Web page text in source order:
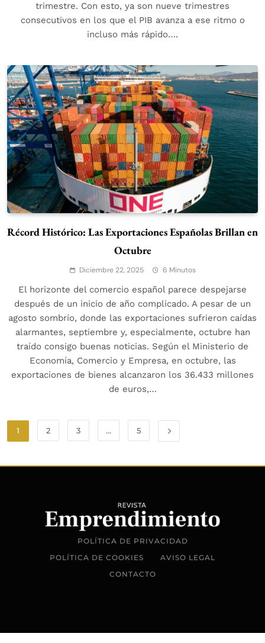
trimestre. Con esto, ya son nueve trimestres
consecutivos en los que el PIB avanza a ese ritmo o
incluso más rápido….
Récord Histórico: Las Exportaciones Españolas Brillan en
Octubre
Diciembre 22, 2025 6 Minutos
El horizonte del comercio español parece despejarse
después de un inicio de año complicado. A pesar de un
agosto sombrío, donde las exportaciones sufrieron caídas
alarmantes, septiembre y, especialmente, octubre han
traído consigo buenas noticias. Según el Ministerio de
Economía, Comercio y Empresa, en octubre, las
exportaciones de bienes alcanzaron los 36.433 millones
de euros,…
1 2 3 … 5
POLÍTICA DE PRIVACIDAD
POLÍTICA DE COOKIES
AVISO LEGAL
CONTACTO